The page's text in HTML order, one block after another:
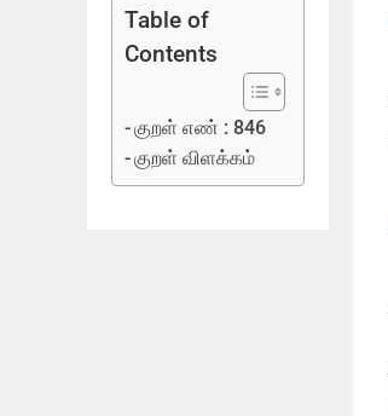
Table of
Contents
குறள் எண் : 846
குறள் விளக்கம்